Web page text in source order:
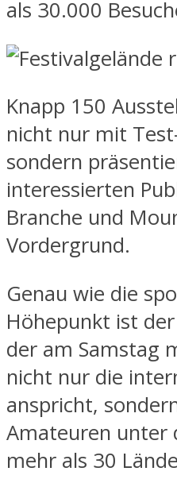
als 30.000
Knapp 150
nicht nur mit
sondern
interessierten
Branche und
Vordergrund.
Genau wie die
Höhepunkt ist
der am Samstag
nicht nur die
anspricht,
Amateuren unter
mehr als 30